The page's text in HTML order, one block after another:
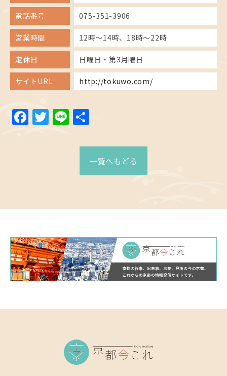
電話番号 075-351-3906
営業時間 12時～14時、18時～22時
定休日 日曜日・第3月曜日
サイトURL http://tokuwo.com/
Facebook
Twitter
Line
一覧へもどる